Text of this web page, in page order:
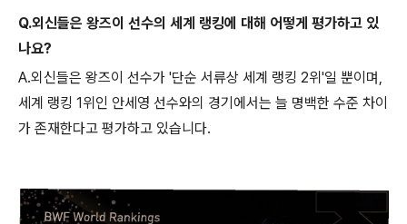
Q.외신들은 왕즈이 선수의 세계 랭킹에 대해 어떻게 평가하고 있
나요?
A.외신들은 왕즈이 선수가 '단순 서류상 세계 랭킹 2위'일 뿐이며,
세계 랭킹 1위인 안세영 선수와의 경기에서는 늘 명백한 수준 차이
가 존재한다고 평가하고 있습니다.